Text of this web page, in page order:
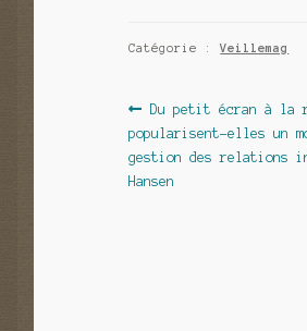
Catégorie :Veillemag
Navigation
de
l’article
Article
précédent :
Du petit écran à
popularisent-elles un
gestion des relations
Hansen